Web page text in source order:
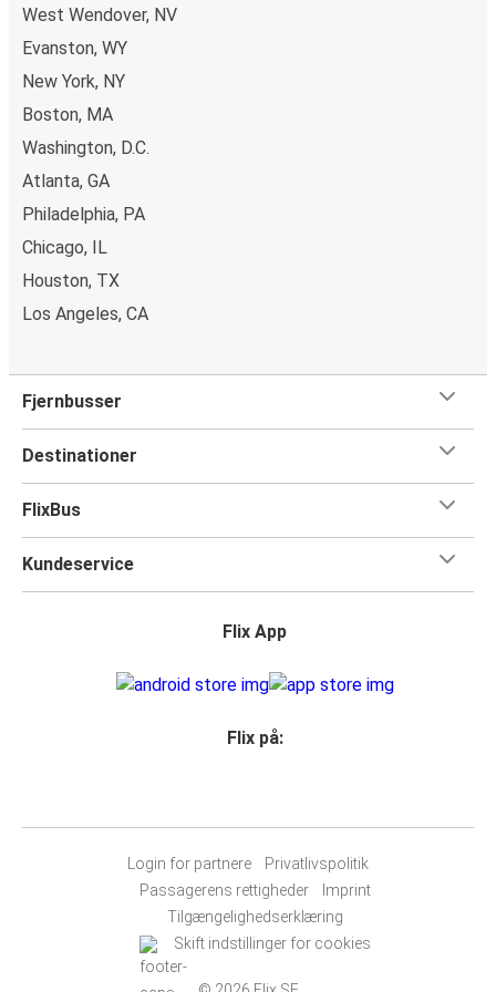
West Wendover, NV
Evanston, WY
New York, NY
Boston, MA
Washington, D.C.
Atlanta, GA
Philadelphia, PA
Chicago, IL
Houston, TX
Los Angeles, CA
Fjernbusser
Destinationer
FlixBus
Kundeservice
Flix App
Flix på:
Login for partnere
Privatlivspolitik
Passagerens rettigheder
Imprint
Tilgængelighedserklæring
Skift indstillinger for cookies